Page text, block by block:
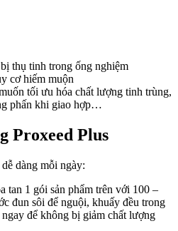
thụ tinh trong ống nghiệm
cơ hiếm muộn
tối ưu hóa chất lượng tinh trùng,
phấn khi giao hợp…
Proxeed Plus
dàng mỗi ngày:
tan 1 gói sản phẩm trên với 100 –
đun sôi để nguội, khuấy đều trong
để không bị giảm chất lượng